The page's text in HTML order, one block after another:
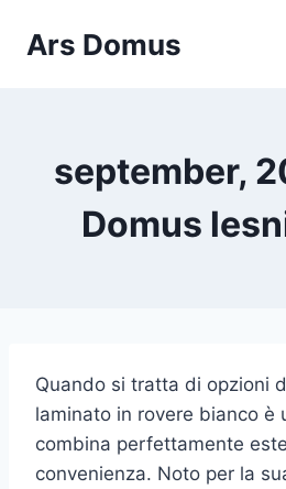
Ars Domus
september,
Domus
Quando si tratta di opzioni
laminato in rovere bianco è
combina perfettamente
convenienza. Noto per la